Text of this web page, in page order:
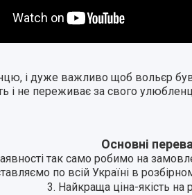
і дуже важливо щоб вольєр
і не переживає за свого
Основні
так само робимо на
по всій Україні в
3. Найкраща ціна-якість на